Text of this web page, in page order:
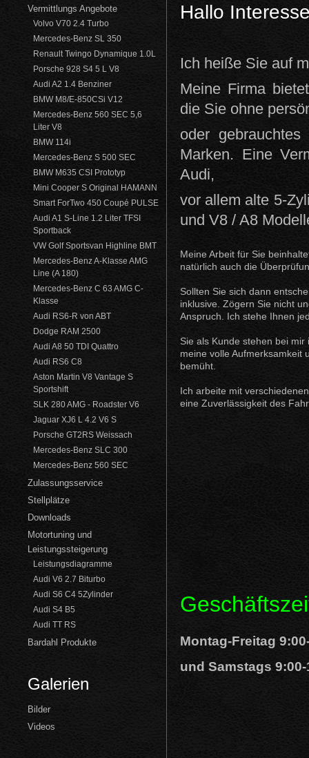
Vermittlungs Angebote
Volvo V70 2.4 Turbo
Mercedes-Benz SL 350
Renault Twingo Dynamique 1.0L
Porsche 928 S4 5 L V8
Audi A2 1.4 Benziner
BMW M8/E-850CSi V12
Mercedes-Benz 560 SEC 5,6
Liter V8
BMW 114i
Mercedes-Benz S 500 SEC
BMW M635 CSI Prototyp
Mini Cooper S Original HAMANN
Smart ForTwo 450 Coupé PULSE
Audi A1 S-Line 1.2 Liter TFSI
Sportback
VW Golf Sportsvan Highline BMT
Mercedes-Benz A-Klasse AMG
Line (A 180)
Mercedes-Benz C 63 AMG C-
Klasse
Audi RS6-R von ABT
Dodge RAM 2500
Audi A8 50 TDI Quattro
Audi RS6 C8
Aston Martin V8 Vantage S
Sportshift
SLK 280 AMG - Roadster V6
Jaguar XJ6 L 4.2 V6 S
Porsche GT2RS Weissach
Mercedes-Benz SLC 300
Mercedes-Benz 560 SEC
Zulassungsservice
Stellplätze
Downloads
Motortuning und
Leistungssteigerung
Leistungsdiagramme
Audi V6 2.7 Biturbo
Audi S6 C4 5Zylinder
Audi S4 B5
Audi TT RS
Bardahl Produkte
Galerien
Bilder
Videos
Hallo
Ich heiße Sie auf
Meine Firma
die Sie ohne
oder
Marken. Eine
Audi,
vor allem alte 5-
und V8 / A8
Meine Arbeit für Sie
natürlich auch die
Sollten Sie sich dann
inklusive. Zögern Sie nicht
Anspruch. Ich stehe Ihnen
Sie als Kunde stehen bei
meine volle Aufmerksamkeit
bemüht.
Ich arbeite mit
eine Zuverlässigkeit des
Montag-Freitag
und Samstags